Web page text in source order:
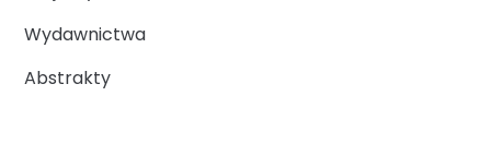
Wydawnictwa
Abstrakty